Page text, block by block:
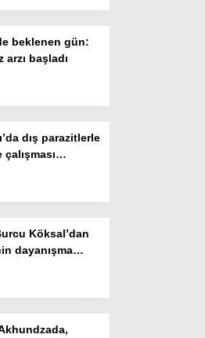
beklenen gün:
arzı başladı
dış parazitlerle
Köksal’dan
dayanışma